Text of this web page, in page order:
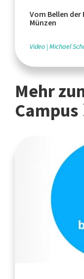
Vom Bellen
Münzen
Video Michael
Mehr
Campus